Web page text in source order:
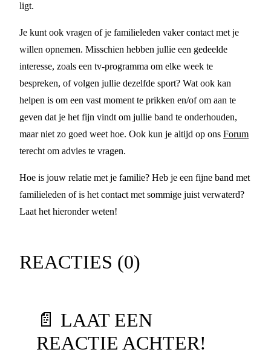
ligt.
Je kunt ook vragen of je familieleden vaker contact met je
willen opnemen. Misschien hebben jullie een gedeelde
interesse, zoals een tv-programma om elke week te
bespreken, of volgen jullie dezelfde sport? Wat ook kan
helpen is om een vast moment te prikken en/of om aan te
geven dat je het fijn vindt om jullie band te onderhouden,
maar niet zo goed weet hoe. Ook kun je altijd op ons Forum
terecht om advies te vragen.
Hoe is jouw relatie met je familie? Heb je een fijne band met
familieleden of is het contact met sommige juist verwaterd?
Laat het hieronder weten!
REACTIES (0)
📄 LAAT EEN
REACTIE ACHTER!